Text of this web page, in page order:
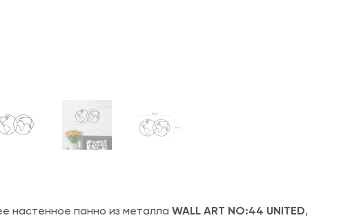
настенное панно из металла WALL ART NO:44 UNITED,